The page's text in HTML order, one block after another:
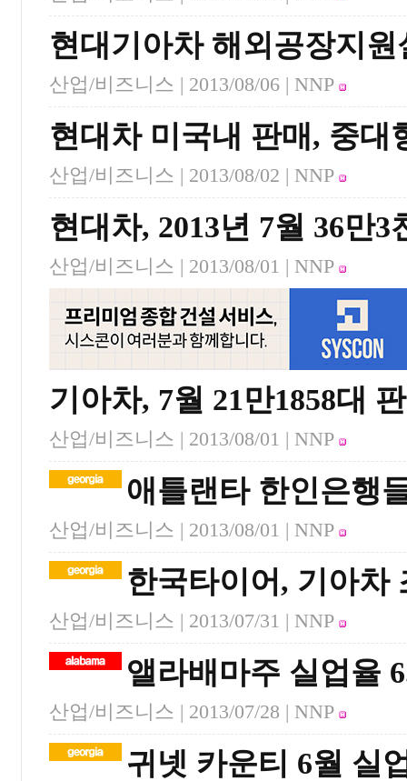
현대기아차 해외공장지원
산업/비즈니스 | 2013/08/06 | NNP
현대차 미국내 판매, 중대
산업/비즈니스 | 2013/08/02 | NNP
현대차, 2013년 7월 36만3
산업/비즈니스 | 2013/08/01 | NNP
기아차, 7월 21만1858대
산업/비즈니스 | 2013/08/01 | NNP
애틀랜타 한인은행
산업/비즈니스 | 2013/08/01 | NNP
한국타이어, 기아차
산업/비즈니스 | 2013/07/31 | NNP
앨라배마주 실업율
산업/비즈니스 | 2013/07/28 | NNP
귀넷 카운티 6월 실